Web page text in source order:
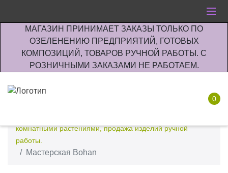
МАГАЗИН ПРИНИМАЕТ ЗАКАЗЫ ТОЛЬКО ПО
ОЗЕЛЕНЕНИЮ ПРЕДПРИЯТИЙ, ГОТОВЫХ
КОМПОЗИЦИЙ, ТОВАРОВ РУЧНОЙ РАБОТЫ. С
РОЗНИЧНЫМИ ЗАКАЗАМИ НЕ РАБОТАЕМ.
0
комнатными растениями, продажа изделий ручной
работы.
Мастерская Bohan